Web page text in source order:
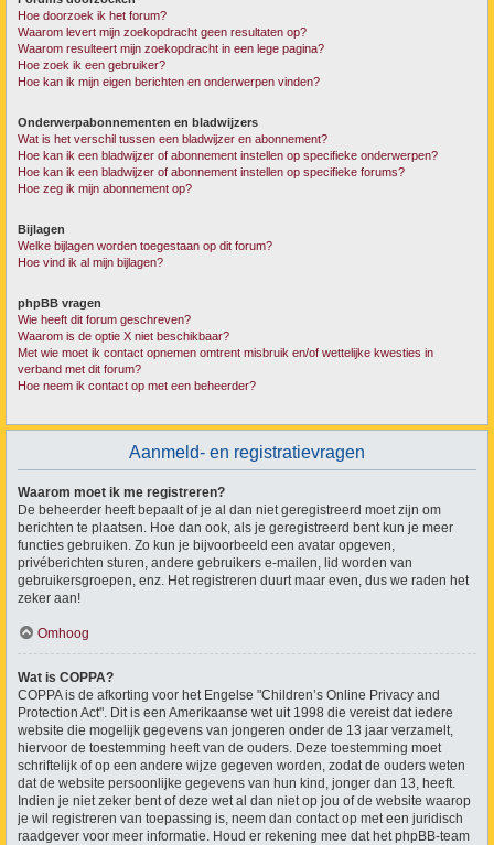
Hoe doorzoek ik het forum?
Waarom levert mijn zoekopdracht geen resultaten op?
Waarom resulteert mijn zoekopdracht in een lege pagina?
Hoe zoek ik een gebruiker?
Hoe kan ik mijn eigen berichten en onderwerpen vinden?
Onderwerpabonnementen en bladwijzers
Wat is het verschil tussen een bladwijzer en abonnement?
Hoe kan ik een bladwijzer of abonnement instellen op specifieke onderwerpen?
Hoe kan ik een bladwijzer of abonnement instellen op specifieke forums?
Hoe zeg ik mijn abonnement op?
Bijlagen
Welke bijlagen worden toegestaan op dit forum?
Hoe vind ik al mijn bijlagen?
phpBB vragen
Wie heeft dit forum geschreven?
Waarom is de optie X niet beschikbaar?
Met wie moet ik contact opnemen omtrent misbruik en/of wettelijke kwesties in
verband met dit forum?
Hoe neem ik contact op met een beheerder?
Aanmeld- en registratievragen
Waarom moet ik me registreren?
De beheerder heeft bepaalt of je al dan niet geregistreerd moet zijn om
berichten te plaatsen. Hoe dan ook, als je geregistreerd bent kun je meer
functies gebruiken. Zo kun je bijvoorbeeld een avatar opgeven,
privéberichten sturen, andere gebruikers e-mailen, lid worden van
gebruikersgroepen, enz. Het registreren duurt maar even, dus we raden het
zeker aan!
Omhoog
Wat is COPPA?
COPPA is de afkorting voor het Engelse "Children’s Online Privacy and
Protection Act". Dit is een Amerikaanse wet uit 1998 die vereist dat iedere
website die mogelijk gegevens van jongeren onder de 13 jaar verzamelt,
hiervoor de toestemming heeft van de ouders. Deze toestemming moet
schriftelijk of op een andere wijze gegeven worden, zodat de ouders weten
dat de website persoonlijke gegevens van hun kind, jonger dan 13, heeft.
Indien je niet zeker bent of deze wet al dan niet op jou of de website waarop
je wil registreren van toepassing is, neem dan contact op met een juridisch
raadgever voor meer informatie. Houd er rekening mee dat het phpBB-team